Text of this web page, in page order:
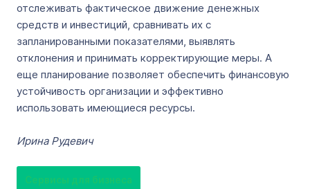
отслеживать фактическое движение денежных
средств и инвестиций, сравнивать их с
запланированными показателями, выявлять
отклонения и принимать корректирующие меры. А
еще планирование позволяет обеспечить финансовую
устойчивость организации и эффективно
использовать имеющиеся ресурсы.
Ирина Рудевич
Сервисы для бизнеса